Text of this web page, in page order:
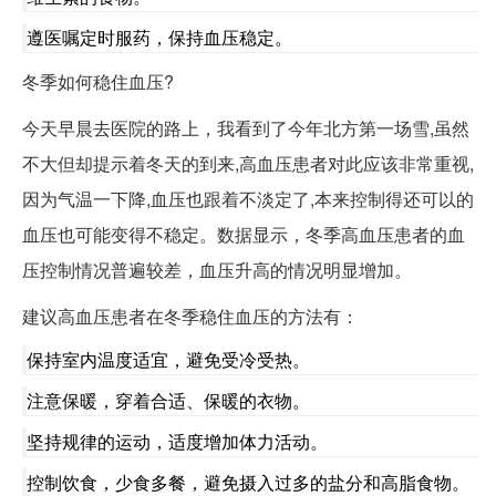
遵医嘱定时服药，保持血压稳定。
冬季如何稳住血压?
今天早晨去医院的路上，我看到了今年北方第一场雪,虽然
不大但却提示着冬天的到来,高血压患者对此应该非常重视,
因为气温一下降,血压也跟着不淡定了,本来控制得还可以的
血压也可能变得不稳定。数据显示，冬季高血压患者的血
压控制情况普遍较差，血压升高的情况明显增加。
建议高血压患者在冬季稳住血压的方法有：
保持室内温度适宜，避免受冷受热。
注意保暖，穿着合适、保暖的衣物。
坚持规律的运动，适度增加体力活动。
控制饮食，少食多餐，避免摄入过多的盐分和高脂食物。